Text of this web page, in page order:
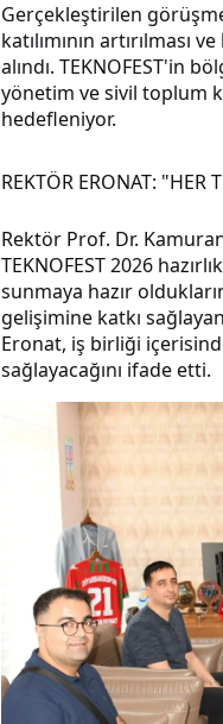
Gerçekleştirilen
katılımının
alındı. TEKNOFEST'in
yönetim ve sivil toplum
hedefleniyor.
REKTÖR ERONAT: "HER
Rektör Prof. Dr.
TEKNOFEST 2026
sunmaya hazır
gelişimine katkı
Eronat, iş birliği
sağlayacağını ifade etti.